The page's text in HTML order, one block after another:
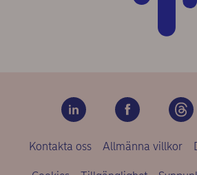
Kontakta oss Allmänna villkor